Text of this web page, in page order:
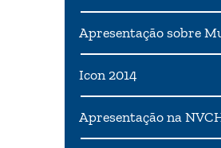
Apresentação sobre
Icon 2014
Apresentação na